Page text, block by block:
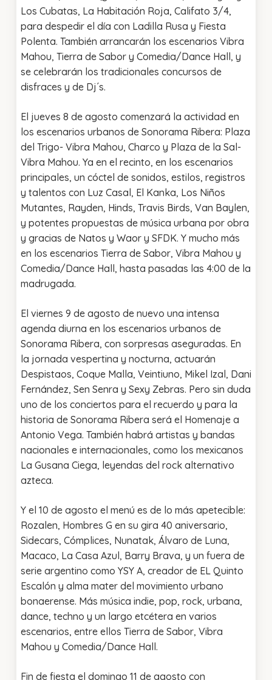
Los Cubatas, La Habitación Roja, Califato 3/4,
para despedir el día con Ladilla Rusa y Fiesta
Polenta. También arrancarán los escenarios Vibra
Mahou, Tierra de Sabor y Comedia/Dance Hall, y
se celebrarán los tradicionales concursos de
disfraces y de Dj´s.
El jueves 8 de agosto comenzará la actividad en
los escenarios urbanos de Sonorama Ribera: Plaza
del Trigo- Vibra Mahou, Charco y Plaza de la Sal-
Vibra Mahou. Ya en el recinto, en los escenarios
principales, un cóctel de sonidos, estilos, registros
y talentos con Luz Casal, El Kanka, Los Niños
Mutantes, Rayden, Hinds, Travis Birds, Van Baylen,
y potentes propuestas de música urbana por obra
y gracias de Natos y Waor y SFDK. Y mucho más
en los escenarios Tierra de Sabor, Vibra Mahou y
Comedia/Dance Hall, hasta pasadas las 4:00 de la
madrugada.
El viernes 9 de agosto de nuevo una intensa
agenda diurna en los escenarios urbanos de
Sonorama Ribera, con sorpresas aseguradas. En
la jornada vespertina y nocturna, actuarán
Despistaos, Coque Malla, Veintiuno, Mikel Izal, Dani
Fernández, Sen Senra y Sexy Zebras. Pero sin duda
uno de los conciertos para el recuerdo y para la
historia de Sonorama Ribera será el Homenaje a
Antonio Vega. También habrá artistas y bandas
nacionales e internacionales, como los mexicanos
La Gusana Ciega, leyendas del rock alternativo
azteca.
Y el 10 de agosto el menú es de lo más apetecible:
Rozalen, Hombres G en su gira 40 aniversario,
Sidecars, Cómplices, Nunatak, Álvaro de Luna,
Macaco, La Casa Azul, Barry Brava, y un fuera de
serie argentino como YSY A, creador de EL Quinto
Escalón y alma mater del movimiento urbano
bonaerense. Más música indie, pop, rock, urbana,
dance, techno y un largo etcétera en varios
escenarios, entre ellos Tierra de Sabor, Vibra
Mahou y Comedia/Dance Hall.
Fin de fiesta el domingo 11 de agosto con